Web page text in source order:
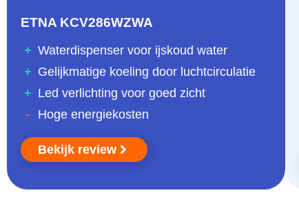
ETNA KCV286WZWA
+ Waterdispenser voor ijskoud water
+ Gelijkmatige koeling door luchtcirculatie
+ Led verlichting voor goed zicht
-
Hoge energiekosten
Bekijk review